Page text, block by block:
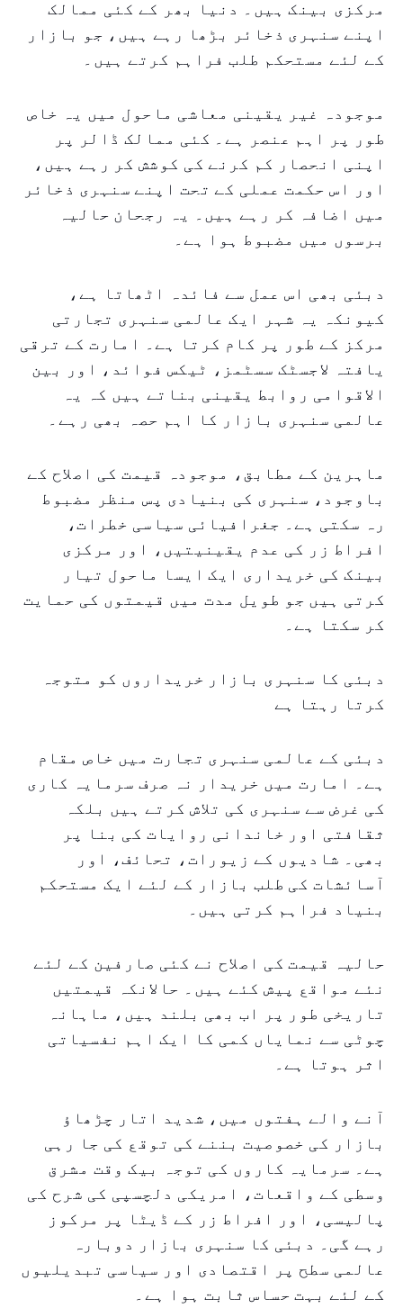
مرکزی بینک ہیں۔ دنیا بھر کے کئی ممالک
اپنے سنہری ذخائر بڑھا رہے ہیں، جو بازار
کے لئے مستحکم طلب فراہم کرتے ہیں۔
موجودہ غیر یقینی معاشی ماحول میں یہ خاص
طور پر اہم عنصر ہے۔ کئی ممالک ڈالر پر
اپنی انحصار کم کرنے کی کوشش کر رہے ہیں،
اور اس حکمت عملی کے تحت اپنے سنہری ذخائر
میں اضافہ کر رہے ہیں۔ یہ رجحان حالیہ
برسوں میں مضبوط ہوا ہے۔
دبئی بھی اس عمل سے فائدہ اٹھاتا ہے،
کیونکہ یہ شہر ایک عالمی سنہری تجارتی
مرکز کے طور پر کام کرتا ہے۔ امارت کے ترقی
یافتہ لاجسٹک سسٹمز، ٹیکس فوائد، اور بین
الاقوامی روابط یقینی بناتے ہیں کہ یہ
عالمی سنہری بازار کا اہم حصہ بھی رہے۔
ماہرین کے مطابق، موجودہ قیمت کی اصلاح کے
باوجود، سنہری کی بنیادی پس منظر مضبوط
رہ سکتی ہے۔ جغرافیائی سیاسی خطرات،
افراط زر کی عدم یقینیتیں، اور مرکزی
بینک کی خریداری ایک ایسا ماحول تیار
کرتی ہیں جو طویل مدت میں قیمتوں کی حمایت
کر سکتا ہے۔
دبئی کا سنہری بازار خریداروں کو متوجہ
کرتا رہتا ہے
دبئی کے عالمی سنہری تجارت میں خاص مقام
ہے۔ امارت میں خریدار نہ صرف سرمایہ کاری
کی غرض سے سنہری کی تلاش کرتے ہیں بلکہ
ثقافتی اور خاندانی روایات کی بنا پر
بھی۔ شادیوں کے زیورات، تحائف، اور
آسائشات کی طلب بازار کے لئے ایک مستحکم
بنیاد فراہم کرتی ہیں۔
حالیہ قیمت کی اصلاح نے کئی صارفین کے لئے
نئے مواقع پیش کئے ہیں۔ حالانکہ قیمتیں
تاریخی طور پر اب بھی بلند ہیں، ماہانہ
چوٹی سے نمایاں کمی کا ایک اہم نفسیاتی
اثر ہوتا ہے۔
آنے والے ہفتوں میں، شدید اتار چڑھاؤ
بازار کی خصوصیت بننے کی توقع کی جا رہی
ہے۔ سرمایہ کاروں کی توجہ بیک وقت مشرق
وسطی کے واقعات، امریکی دلچسپی کی شرح کی
پالیسی، اور افراط زر کے ڈیٹا پر مرکوز
رہے گی۔ دبئی کا سنہری بازار دوبارہ
عالمی سطح پر اقتصادی اور سیاسی تبدیلیوں
کے لئے بہت حساس ثابت ہوا ہے۔